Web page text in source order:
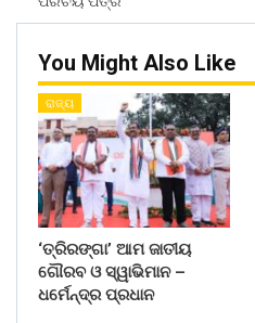
You Might Also Like
ରାଜ୍ୟ
‘ତ୍ରିରଙ୍ଗା’ ଆମ ଜାତୀୟ
ଗୌରବ ଓ ସ୍ୱାଭିମାନ –
ଧର୍ମେନ୍ଦ୍ର ପ୍ରଧାନ